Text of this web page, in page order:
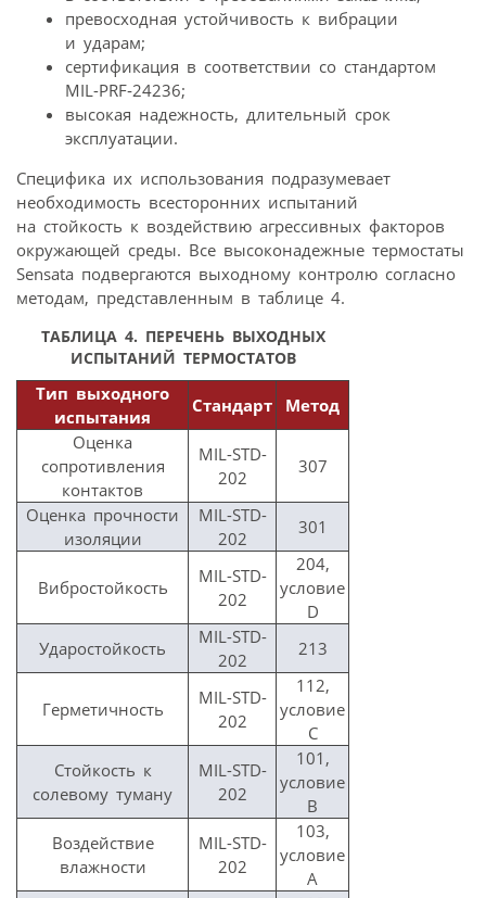
превосходная устойчивость к вибрации
и ударам;
сертификация в соответствии со стандартом
MIL-PRF‑24236;
высокая надежность, длительный срок
эксплуатации.
Специфика их использования подразумевает
необходимость всесторонних испытаний
на стойкость к воздействию агрессивных факторов
окружающей среды. Все высоконадежные термостаты
Sensata подвергаются выходному контролю согласно
методам, представленным в таблице 4.
ТАБЛИЦА 4. ПЕРЕЧЕНЬ ВЫХОДНЫХ
ИСПЫТАНИЙ ТЕРМОСТАТОВ
Тип выходного
испытания
Стандарт
Метод
Оценка
сопротивления
контактов
MIL-STD-
202
307
Оценка прочности
изоляции
MIL-STD-
202
301
Вибростойкость
MIL-STD-
202
204,
условие
D
Ударостойкость
MIL-STD-
202
213
Герметичность
MIL-STD-
202
112,
условие
C
Стойкость к
солевому туману
MIL-STD-
202
101,
условие
B
Воздействие
влажности
MIL-STD-
202
103,
условие
A